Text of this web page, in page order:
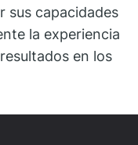
sus capacidades
la experiencia
en los